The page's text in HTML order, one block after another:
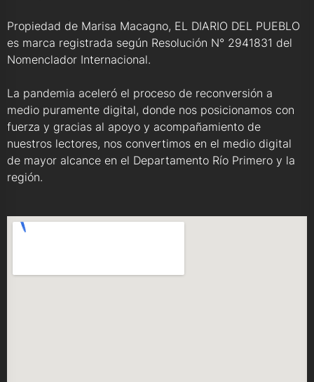
Propiedad de Marisa Macagno, EL DIARIO DEL PUEBLO
es marca registrada según Resolución N° 2941831 del
Nomenclador Internacional.
La pandemia aceleró el proceso de reconversión a
medio puramente digital, donde nos posicionamos con
fuerza y gracias al apoyo y acompañamiento de
nuestros lectores, nos convertimos en el medio digital
de mayor alcance en el Departamento Río Primero y la
región.